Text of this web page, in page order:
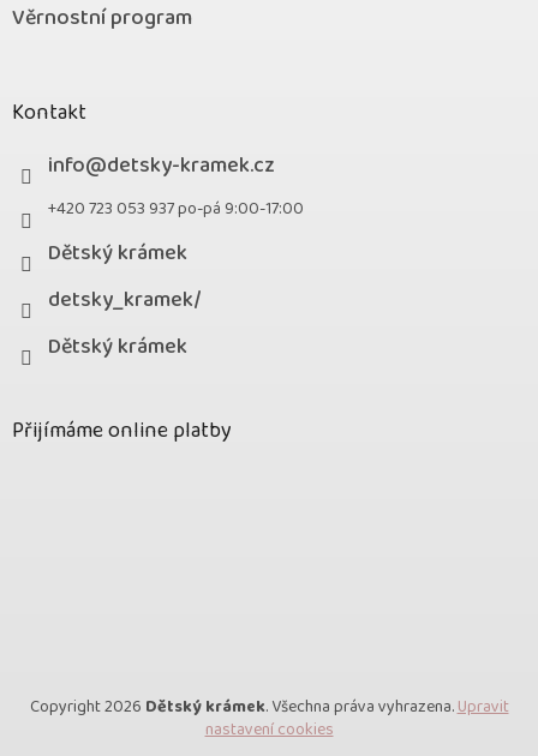
Věrnostní program
Kontakt
info@detsky-kramek.cz
+420 723 053 937 po-pá 9:00-17:00
Dětský krámek
detsky_kramek/
Dětský krámek
Přijímáme online platby
Copyright 2026 Dětský krámek. Všechna práva vyhrazena.Upravit
nastavení cookies